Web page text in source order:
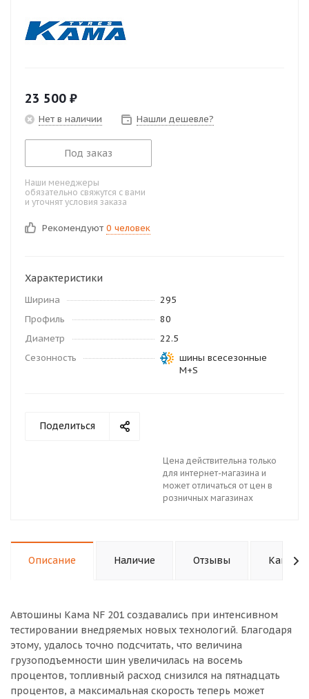
23 500 ₽
Нет в наличии Нашли дешевле?
Под заказ
Наши менеджеры
обязательно свяжутся с вами
и уточнят условия заказа
Рекомендуют 0 человек
Характеристики
Ширина
295
Профиль
80
Диаметр
22.5
Сезонность
шины всесезонные
M+S
Поделиться
Цена действительна только
для интернет-магазина и
может отличаться от цен в
розничных магазинах
Описание Наличие Отзывы Как
Автошины Кама NF 201 создавались при интенсивном
тестировании внедряемых новых технологий. Благодаря
этому, удалось точно подсчитать, что величина
грузоподъемности шин увеличилась на восемь
процентов, топливный расход снизился на пятнадцать
процентов, а максимальная скорость теперь может